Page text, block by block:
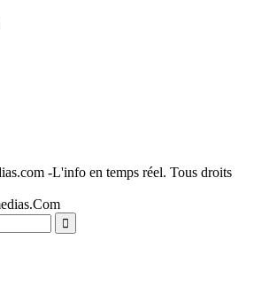
-L'info en temps réel. Tous droits